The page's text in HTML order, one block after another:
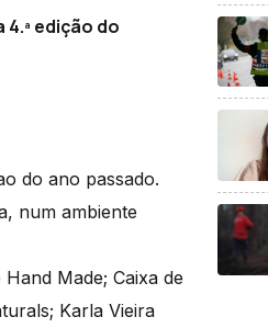
edição do
do ano passado.
num ambiente
Made; Caixa de
Karla Vieira